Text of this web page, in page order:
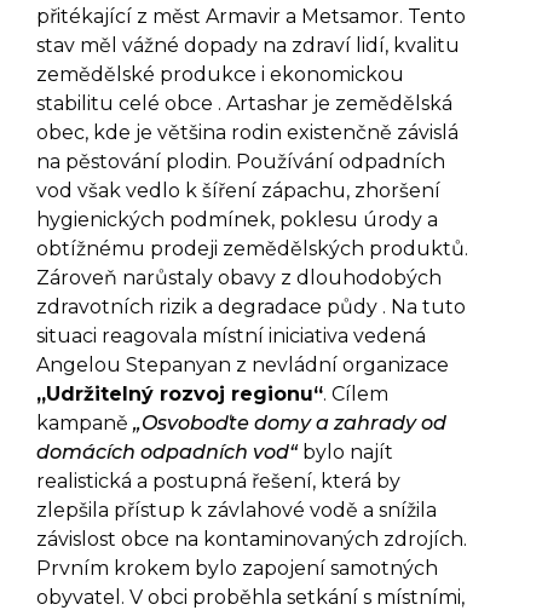
přitékající z měst Armavir a Metsamor. Tento
stav měl vážné dopady na zdraví lidí, kvalitu
zemědělské produkce i ekonomickou
stabilitu celé obce . Artashar je zemědělská
obec, kde je většina rodin existenčně závislá
na pěstování plodin. Používání odpadních
vod však vedlo k šíření zápachu, zhoršení
hygienických podmínek, poklesu úrody a
obtížnému prodeji zemědělských produktů.
Zároveň narůstaly obavy z dlouhodobých
zdravotních rizik a degradace půdy . Na tuto
situaci reagovala místní iniciativa vedená
Angelou Stepanyan z nevládní organizace
„Udržitelný rozvoj regionu“. Cílem
kampaně „Osvoboďte domy a zahrady od
domácích odpadních vod“bylo najít
realistická a postupná řešení, která by
zlepšila přístup k závlahové vodě a snížila
závislost obce na kontaminovaných zdrojích.
Prvním krokem bylo zapojení samotných
obyvatel. V obci proběhla setkání s místními,